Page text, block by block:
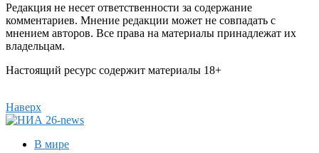
Редакция не несет ответственности за содержание
комментариев. Мнение редакции может не совпадать с
мнением авторов. Все права на материалы принадлежат их
владельцам.
Настоящий ресурс содержит материалы 18+
Наверх
В мире